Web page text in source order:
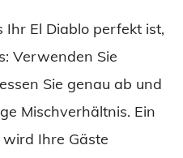
Ihr El Diablo perfekt ist,
Verwenden Sie
Sie genau ab und
Mischverhältnis. Ein
Ihre Gäste